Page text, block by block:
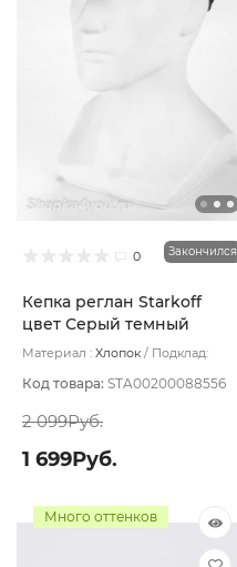
0 Закончился
Кепка реглан Starkoff
цвет Серый темный
размер 57
Материал : Хлопок
Подклад:
Код товара: STA00200088556
2 099Руб.
1 699Руб.
Много оттенков